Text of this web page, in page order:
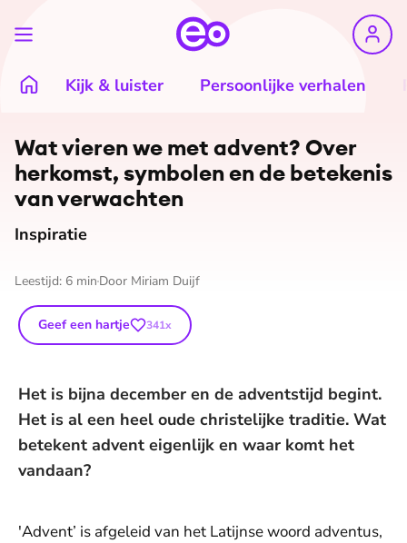
Kijk & luister Persoonlijke verhalen
©Shutterstock
Wat vieren we met advent? Over
herkomst, symbolen en de betekenis
van verwachten
Inspiratie
Leestijd: 6 min Door Miriam Duijf
Geef een hartje 341x
Het is bijna december en de adventstijd begint.
Het is al een heel oude christelijke traditie. Wat
betekent advent eigenlijk en waar komt het
vandaan?
'Advent’ is afgeleid van het Latijnse woord adventus,